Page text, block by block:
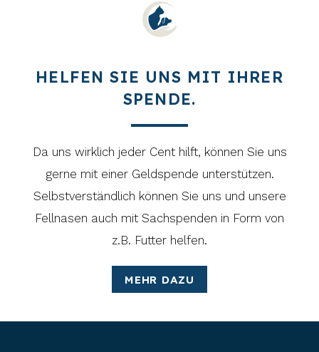
HELFEN SIE UNS MIT IHRER
SPENDE.
Da uns wirklich jeder Cent hilft, können Sie uns
gerne mit einer Geldspende unterstützen.
Selbstverständlich können Sie uns und unsere
Fellnasen auch mit Sachspenden in Form von
z.B. Futter helfen.
MEHR DAZU